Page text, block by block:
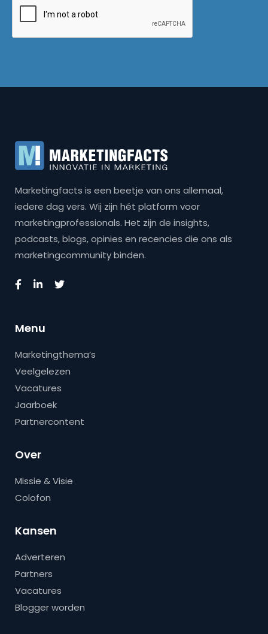
Marketingfacts is een beetje van ons allemaal,
iedere dag vers. Wij zijn hét platform voor
marketingprofessionals. Het zijn de insights,
podcasts, blogs, opinies en recencies die ons als
marketingcommunity binden.
Menu
Marketingthema’s
Veelgelezen
Vacatures
Jaarboek
Partnercontent
Over
Missie & Visie
Colofon
Kansen
Adverteren
Partners
Vacatures
Blogger worden